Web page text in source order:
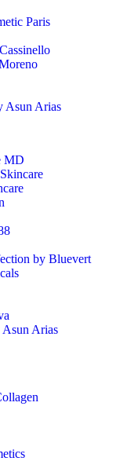
Paris
Asun Arias
MD
by Bluevert
Asun Arias